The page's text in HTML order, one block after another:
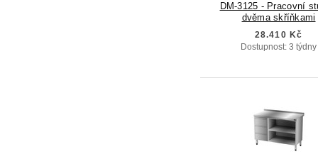
DM-3125 - Pracovní
dvěma skříňkami
28.410 Kč
Dostupnost: 3 týdny